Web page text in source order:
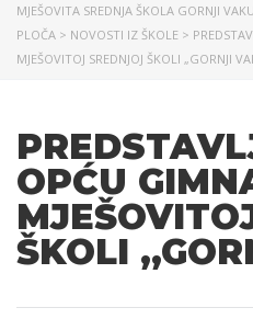
MJEŠOVITA SREDNJA ŠKOLA GORNJI
PLOČA > NOVOSTI IZ ŠKOLE >
MJEŠOVITOJ SREDNJOJ ŠKOLI „GORNJI
OPĆU
ŠKOLI